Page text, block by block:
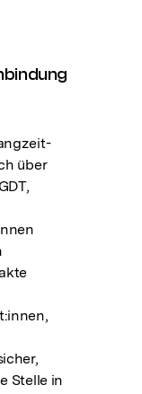
über
Stelle in